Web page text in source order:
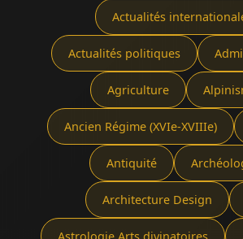
Actualités
Actualités politiques
Agriculture
Ancien Régime (XVIe-XVIIIe)
Antiquité
Architecture Design